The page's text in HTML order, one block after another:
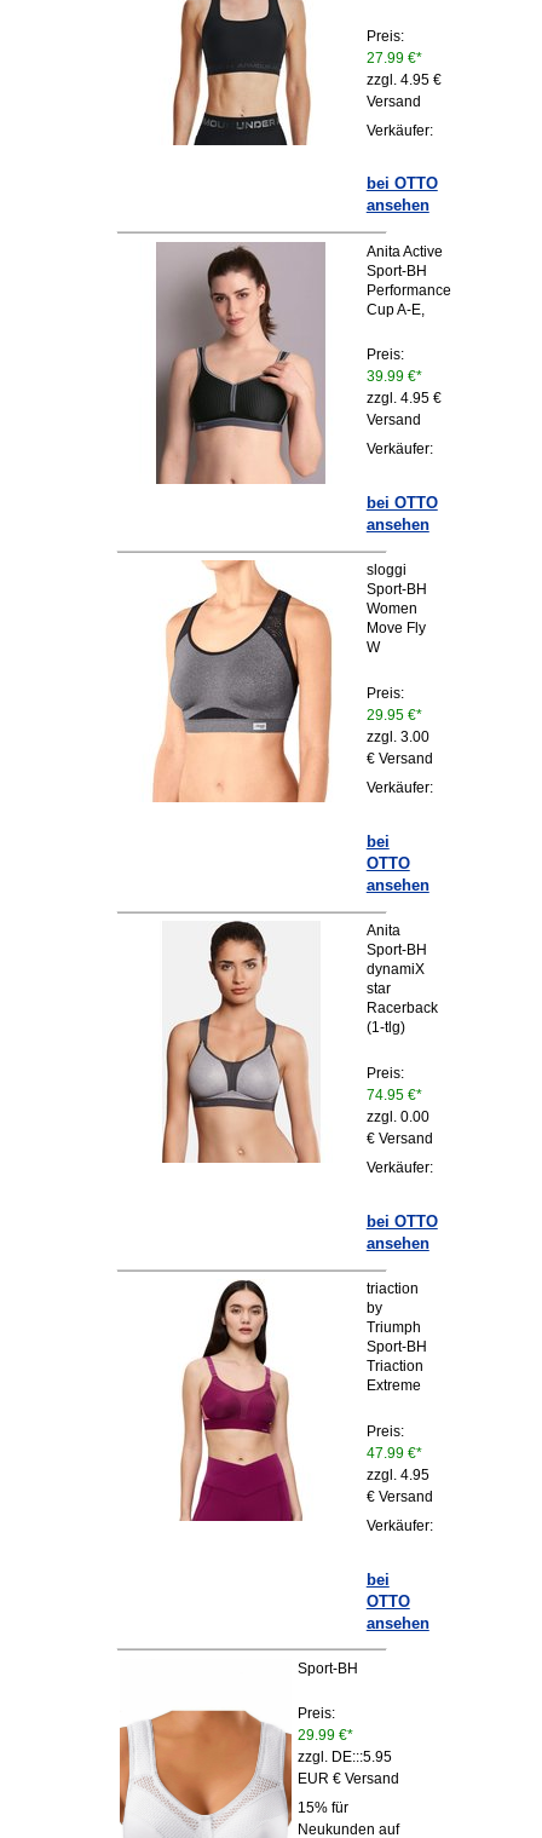
Preis:
27.99 €*
zzgl. 4.95 €
Versand
Verkäufer:
bei OTTO
ansehen
Anita Active
Sport-BH
Performance
Cup A-E,
Preis:
39.99 €*
zzgl. 4.95 €
Versand
Verkäufer:
bei OTTO
ansehen
sloggi
Sport-BH
Women
Move Fly
W
Preis:
29.95 €*
zzgl. 3.00
€ Versand
Verkäufer:
bei
OTTO
ansehen
Anita
Sport-BH
dynamiX
star
Racerback
(1-tlg)
Preis:
74.95 €*
zzgl. 0.00
€ Versand
Verkäufer:
bei OTTO
ansehen
triaction
by
Triumph
Sport-BH
Triaction
Extreme
Preis:
47.99 €*
zzgl. 4.95
€ Versand
Verkäufer:
bei
OTTO
ansehen
Sport-BH
Preis:
29.99 €*
zzgl. DE:::5.95
EUR € Versand
15% für
Neukunden auf